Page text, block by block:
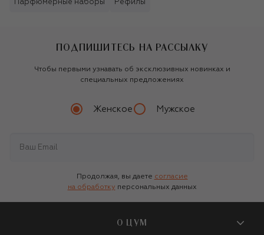
Парфюмерные наборы Рефилы
ПОДПИШИТЕСЬ НА РАССЫЛКУ
Чтобы первыми узнавать об эксклюзивных новинках и
специальных предложениях
Женское Мужское
Продолжая, вы даете согласие
на обработку персональных данных
О ЦУМ